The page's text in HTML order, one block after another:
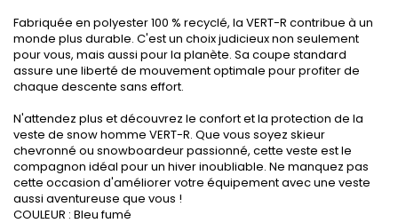
Fabriquée en polyester 100 % recyclé, la VERT-R contribue à un
monde plus durable. C'est un choix judicieux non seulement
pour vous, mais aussi pour la planète. Sa coupe standard
assure une liberté de mouvement optimale pour profiter de
chaque descente sans effort.
N'attendez plus et découvrez le confort et la protection de la
veste de snow homme VERT-R. Que vous soyez skieur
chevronné ou snowboardeur passionné, cette veste est le
compagnon idéal pour un hiver inoubliable. Ne manquez pas
cette occasion d'améliorer votre équipement avec une veste
aussi aventureuse que vous !
COULEUR : Bleu fumé